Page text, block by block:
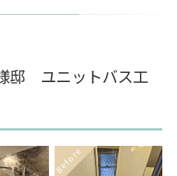
邸 ユニットバス工
Before